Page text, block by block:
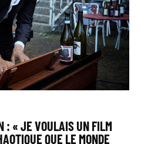
: « JE VOULAIS UN FILM
QUE LE MONDE